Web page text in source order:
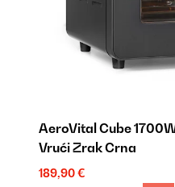
AeroVital Cube
Vrući Zrak Crna
189,90 €